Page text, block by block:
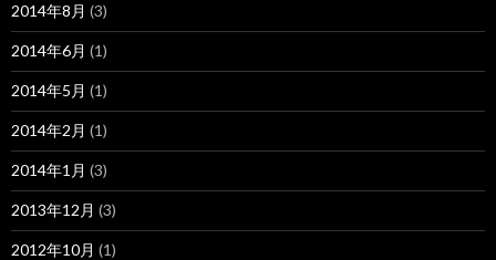
2014年8月 (3)
2014年6月 (1)
2014年5月 (1)
2014年2月 (1)
2014年1月 (3)
2013年12月 (3)
2012年10月 (1)